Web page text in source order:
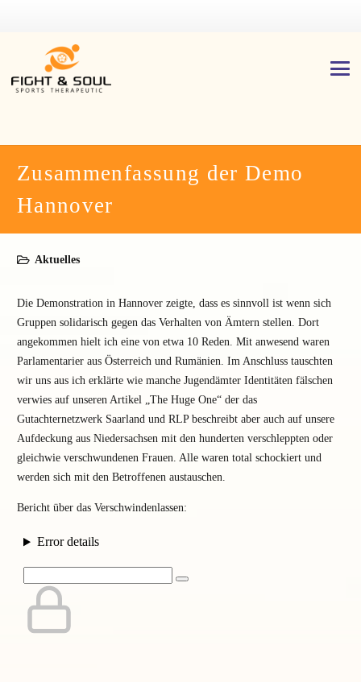
Zusammenfassung der Demo
Hannover
Aktuelles
Die Demonstration in Hannover zeigte, dass es sinnvoll ist wenn sich
Gruppen solidarisch gegen das Verhalten von Ämtern stellen. Dort
angekommen hielt ich eine von etwa 10 Reden. Mit anwesend waren
Parlamentarier aus Österreich und Rumänien. Im Anschluss tauschten
wir uns aus ich erklärte wie manche Jugendämter Identitäten fälschen
verwies auf unseren Artikel „The Huge One“ der das
Gutachternetzwerk Saarland und RLP beschreibt aber auch auf unsere
Aufdeckung aus Niedersachsen mit den hunderten verschleppten oder
gleichwie verschwundenen Frauen. Alle waren total schockiert und
werden sich mit den Betroffenen austauschen.
Bericht über das Verschwindenlassen: